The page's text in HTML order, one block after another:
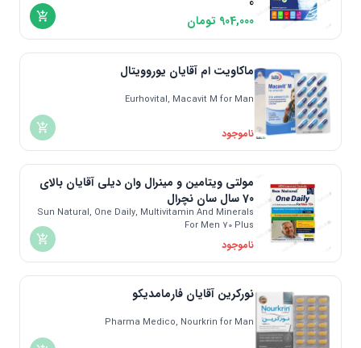
904,000 تومان
ماکاویت ام آقایان یوروویتال
Eurhovital, Macavit M for Man
ناموجود
مولتی ویتامین و مینرال وان دیلی آقایان بالای
70 سال سان نچرال
Sun Natural, One Daily, Multivitamin And Minerals
For Men 70 Plus
ناموجود
نورکرین آقایان فارمامدیکو
Pharma Medico, Nourkrin for Man